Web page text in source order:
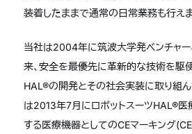
装着したままで通常の日常業務も行えま
当社は2004年に筑波大学発ベンチャ
来、安全を最優先に革新的な技術を駆
HAL®の開発とその社会実装に取り組ん
は2013年7月にロボットスーツHAL®医
する医療機器としてのCEマーキング